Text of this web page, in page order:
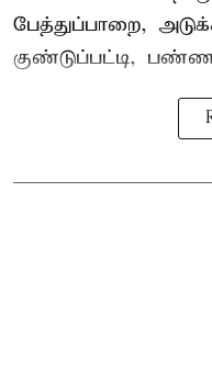
பேத்துப்பாறை,
குண்டுப்பட்டி,